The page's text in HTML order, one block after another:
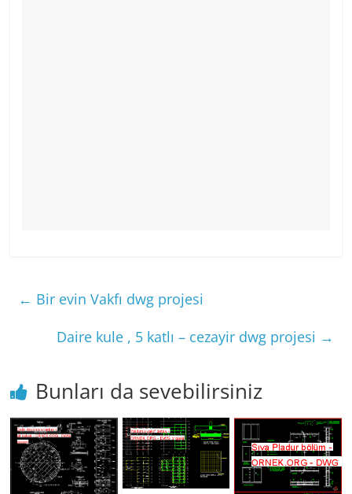
← Bir evin Vakfı dwg projesi
Daire kule , 5 katlı – cezayir dwg projesi →
Bunları da sevebilirsiniz